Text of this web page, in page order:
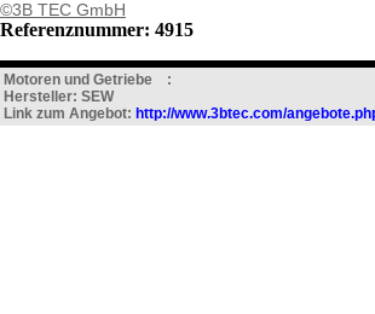
©3B TEC GmbH
Referenznummer: 4915
Motoren und Getriebe :
Hersteller: SEW
Link zum Angebot: http://www.3btec.com/